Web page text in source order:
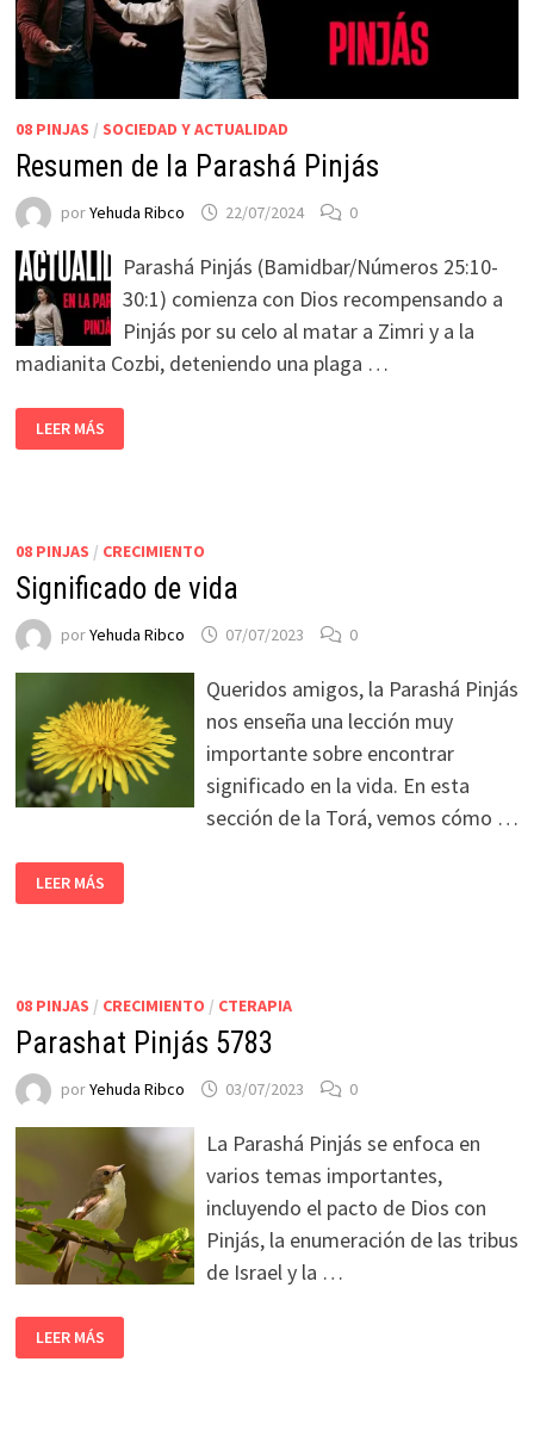
08 PINJAS / SOCIEDAD Y ACTUALIDAD
Resumen de la Parashá Pinjás
porYehuda Ribco 22/07/2024 0
Parashá Pinjás (Bamidbar/Números 25:10-
30:1) comienza con Dios recompensando a
Pinjás por su celo al matar a Zimri y a la
madianita Cozbi, deteniendo una plaga …
LEER MÁS
08 PINJAS / CRECIMIENTO
Significado de vida
porYehuda Ribco 07/07/2023 0
Queridos amigos, la Parashá Pinjás
nos enseña una lección muy
importante sobre encontrar
significado en la vida. En esta
sección de la Torá, vemos cómo …
LEER MÁS
08 PINJAS / CRECIMIENTO / CTERAPIA
Parashat Pinjás 5783
porYehuda Ribco 03/07/2023 0
La Parashá Pinjás se enfoca en
varios temas importantes,
incluyendo el pacto de Dios con
Pinjás, la enumeración de las tribus
de Israel y la …
LEER MÁS